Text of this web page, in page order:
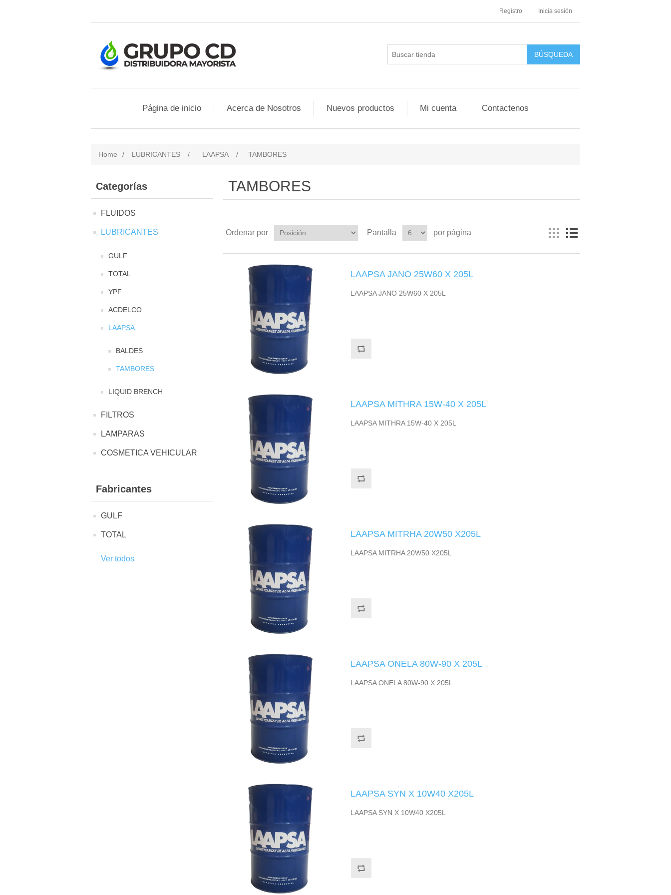
Registro Inicia sesión
Página de inicio Acerca de Nosotros Nuevos productos Mi cuenta Contactenos
Home / LUBRICANTES / LAAPSA / TAMBORES
Categorías
FLUIDOS
LUBRICANTES
GULF
TOTAL
YPF
ACDELCO
LAAPSA
BALDES
TAMBORES
LIQUID BRENCH
FILTROS
LAMPARAS
COSMETICA VEHICULAR
Fabricantes
GULF
TOTAL
Ver todos
TAMBORES
Ordenar por Pantalla por página
LAAPSA JANO 25W60 X 205L
LAAPSA JANO 25W60 X 205L
LAAPSA MITHRA 15W-40 X 205L
LAAPSA MITHRA 15W-40 X 205L
LAAPSA MITRHA 20W50 X205L
LAAPSA MITRHA 20W50 X205L
LAAPSA ONELA 80W-90 X 205L
LAAPSA ONELA 80W-90 X 205L
LAAPSA SYN X 10W40 X205L
LAAPSA SYN X 10W40 X205L